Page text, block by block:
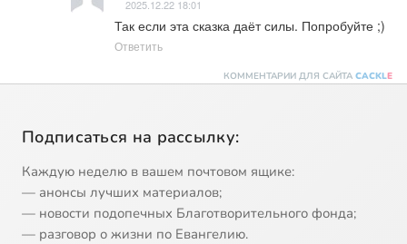
2025.12.22 18:01
Так если эта сказка даёт силы. Попробуйте ;)
Ответить
КОММЕНТАРИИ ДЛЯ САЙТА CACKLE
Подписаться на рассылку:
Каждую неделю в вашем почтовом ящике:
— анонсы лучших материалов;
— новости подопечных Благотворительного фонда;
— разговор о жизни по Евангелию.